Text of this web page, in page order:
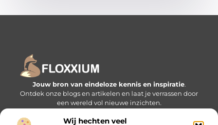
Wij hechten veel
Jouw bron van eindeloze kennis en inspiratie.
Ontdek onze blogs en artikelen en laat je verrassen door
een wereld vol nieuwe inzichten.
Bericht categorie